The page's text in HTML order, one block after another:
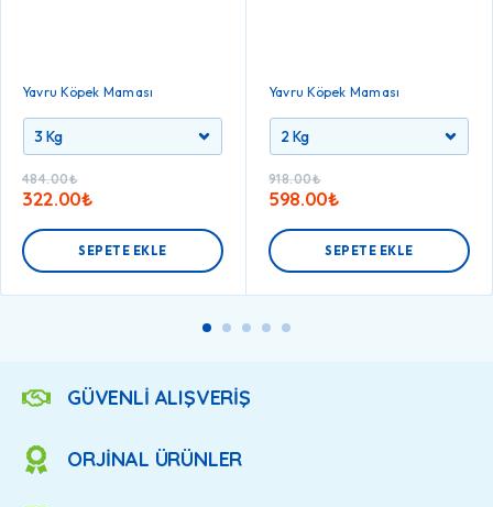
Yavru Köpek Maması
484.00₺
322.00₺
SEPETE EKLE
Yavru Köpek Maması
918.00₺
598.00₺
SEPETE EKLE
GÜVENLİ ALIŞVERİŞ
ORJİNAL ÜRÜNLER